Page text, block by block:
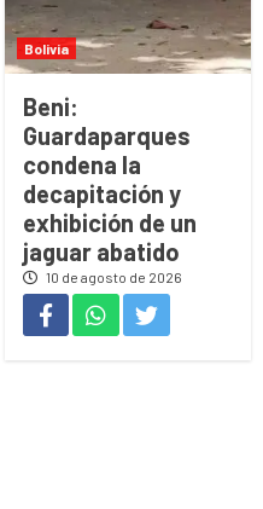
Bolivia
Beni:
Guardaparques
condena la
decapitación y
exhibición de un
jaguar abatido
10 de agosto de 2026